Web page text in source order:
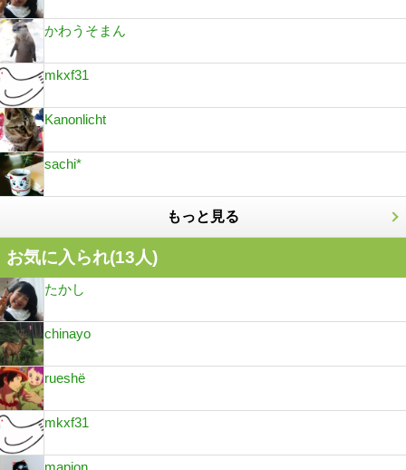
かわうそまん
mkxf31
Kanonlicht
sachi*
もっと見る
お気に入られ(13人)
たかし
chinayo
rueshё
mkxf31
mapion